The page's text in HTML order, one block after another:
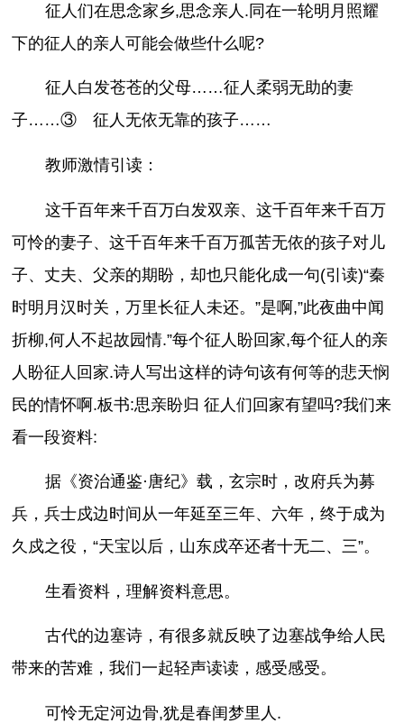
征人们在思念家乡,思念亲人.同在一轮明月照耀
下的征人的亲人可能会做些什么呢?
征人白发苍苍的父母……征人柔弱无助的妻
子……③ 征人无依无靠的孩子……
教师激情引读：
这千百年来千百万白发双亲、这千百年来千百万
可怜的妻子、这千百年来千百万孤苦无依的孩子对儿
子、丈夫、父亲的期盼，却也只能化成一句(引读)“秦
时明月汉时关，万里长征人未还。”是啊,”此夜曲中闻
折柳,何人不起故园情.”每个征人盼回家,每个征人的亲
人盼征人回家.诗人写出这样的诗句该有何等的悲天悯
民的情怀啊.板书:思亲盼归 征人们回家有望吗?我们来
看一段资料:
据《资治通鉴·唐纪》载，玄宗时，改府兵为募
兵，兵士戍边时间从一年延至三年、六年，终于成为
久戍之役，“天宝以后，山东戍卒还者十无二、三”。
生看资料，理解资料意思。
古代的边塞诗，有很多就反映了边塞战争给人民
带来的苦难，我们一起轻声读读，感受感受。
可怜无定河边骨,犹是春闺梦里人.